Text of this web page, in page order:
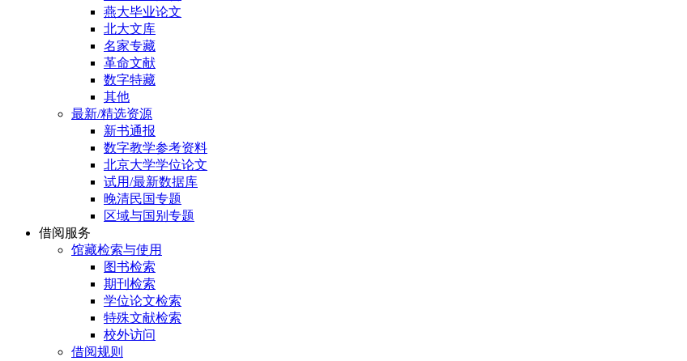
燕大毕业论文
北大文库
名家专藏
革命文献
数字特藏
其他
最新/精选资源
新书通报
数字教学参考资料
北京大学学位论文
试用/最新数据库
晚清民国专题
区域与国别专题
借阅服务
馆藏检索与使用
图书检索
期刊检索
学位论文检索
特殊文献检索
校外访问
借阅规则